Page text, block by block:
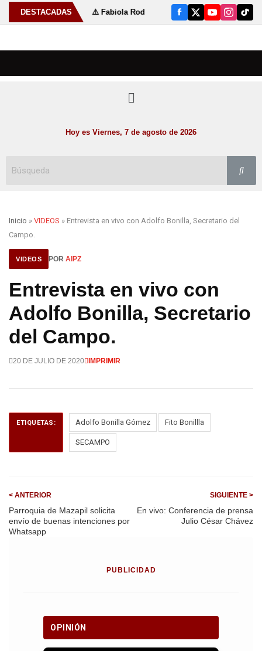
DESTACADAS
de julio ⚠️ Fabiola Rodríguez fortalece las tradiciones de
Hoy es Viernes, 7 de agosto de 2026
Inicio » VIDEOS » Entrevista en vivo con Adolfo Bonilla, Secretario del
Campo.
VIDEOS POR AIPZ
Entrevista en vivo con
Adolfo Bonilla, Secretario
del Campo.
20 DE JULIO DE 2020 IMPRIMIR
ETIQUETAS: Adolfo Bonilla Gómez Fito Bonillla
SECAMPO
< ANTERIOR
Parroquia de Mazapil solicita
envío de buenas intenciones por
Whatsapp
SIGUIENTE >
En vivo: Conferencia de prensa
Julio César Chávez
PUBLICIDAD
OPINIÓN